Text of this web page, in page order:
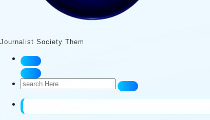
Journalist Society Them
Search
for: